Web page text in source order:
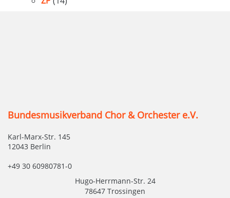
Bundesmusikverband Chor & Orchester e.V.
Karl-Marx-Str. 145
12043 Berlin
+49 30 60980781-0
Hugo-Herrmann-Str. 24
78647 Trossingen